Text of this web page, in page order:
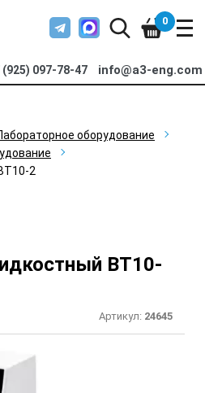
(925) 097-78-47 info@a3-eng.com
0
оборудование
2
ВТ10-
Артикул: 24645